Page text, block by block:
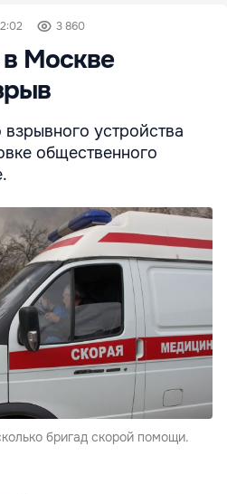
3 860
Москве
устройства
общественного
бригад скорой помощи.